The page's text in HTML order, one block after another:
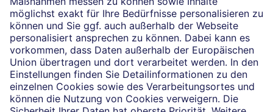
stets rechtsverbindlich nur durch die Deutsche Bank
AG oder durch die mit ihr kooperierenden
Produktpartner gegeben.
Impressum
Rechtliche Hinweise
Datenschutz